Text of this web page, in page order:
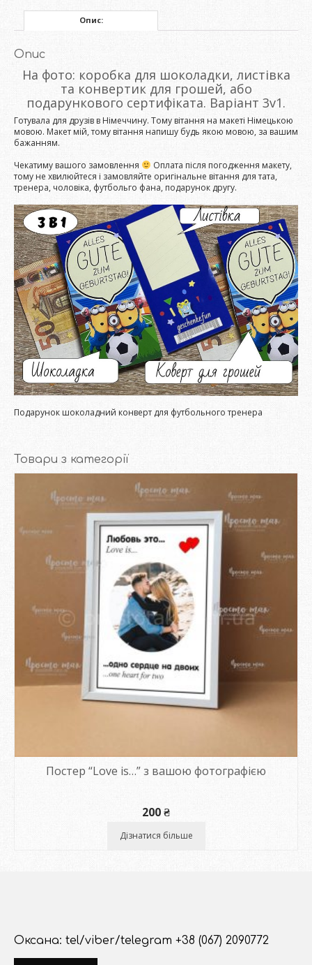
Опис:
Опис
На фото: коробка для шоколадки, листівка
та конвертик для грошей, або
подарункового сертифіката. Варіант 3v1.
Готувала для друзів в Німеччину. Тому вітання на макеті Німецькою
мовою. Макет мій, тому вітання напишу будь якою мовою, за вашим
бажанням.
Чекатиму вашого замовлення
Оплата після погодження макету,
тому не хвилюйтеся і замовляйте оригінальне вітання для тата,
тренера, чоловіка, футбольго фана, подарунок другу.
Подарунок шоколадний конверт для футбольного тренера
Товари з категорії
Постер “Love is…” з вашою фотографією
200₴
Дізнатися більше
Оксана: tel/viber/telegram +38 (067) 2090772